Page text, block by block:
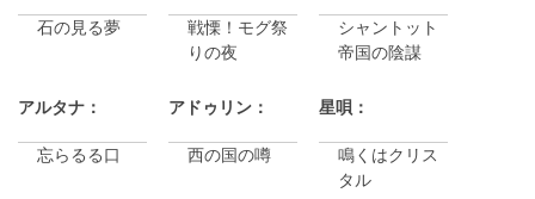
石の見る夢
戦慄！モグ祭
りの夜
シャントット
帝国の陰謀
アルタナ： アドゥリン： 星唄：
忘らるる口 西の国の噂
鳴くはクリス
タル